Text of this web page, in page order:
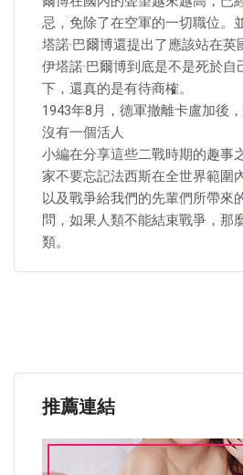
忌，免除了在空軍的一切職位。
塔諾·巴爾博還提出了應該站在
伊塔諾·巴爾博到底是不是死於
下，還真的是有待商榷。
1943年8月，德軍撤離卡盧加後
沒有一個活人
小編在分享這些二戰時期的趣事
家不要忘記法西斯在全世界範圍
以及戰爭給我們的先輩們所帶來
問，如果人類不能結束戰爭，那
類。
推薦連結